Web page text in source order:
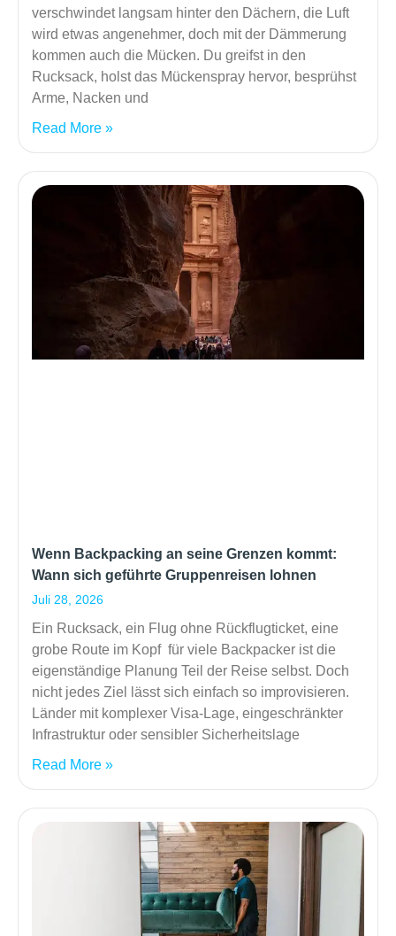
verschwindet langsam hinter den Dächern, die Luft
wird etwas angenehmer, doch mit der Dämmerung
kommen auch die Mücken. Du greifst in den
Rucksack, holst das Mückenspray hervor, besprühst
Arme, Nacken und
Read More »
Wenn Backpacking an seine Grenzen kommt:
Wann sich geführte Gruppenreisen lohnen
Juli 28, 2026
Ein Rucksack, ein Flug ohne Rückflugticket, eine
grobe Route im Kopf für viele Backpacker ist die
eigenständige Planung Teil der Reise selbst. Doch
nicht jedes Ziel lässt sich einfach so improvisieren.
Länder mit komplexer Visa-Lage, eingeschränkter
Infrastruktur oder sensibler Sicherheitslage
Read More »